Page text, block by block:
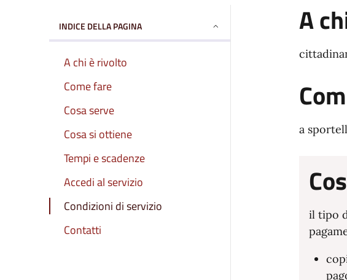
INDICE DELLA PAGINA
A chi è rivolto
Come fare
Cosa serve
Cosa si ottiene
Tempi e scadenze
Accedi al servizio
Condizioni di servizio
Contatti
A
a
il tipo